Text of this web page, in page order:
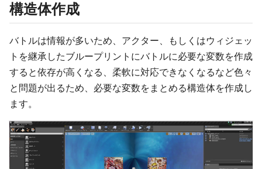
構造体作成
バトルは情報が多いため、アクター、もしくはウィジェッ
トを継承したブループリントにバトルに必要な変数を作成
すると依存が高くなる、柔軟に対応できなくなるなど色々
と問題が出るため、必要な変数をまとめる構造体を作成し
ます。